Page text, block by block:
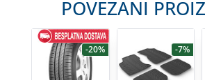
POVEZANI
-20% -7%